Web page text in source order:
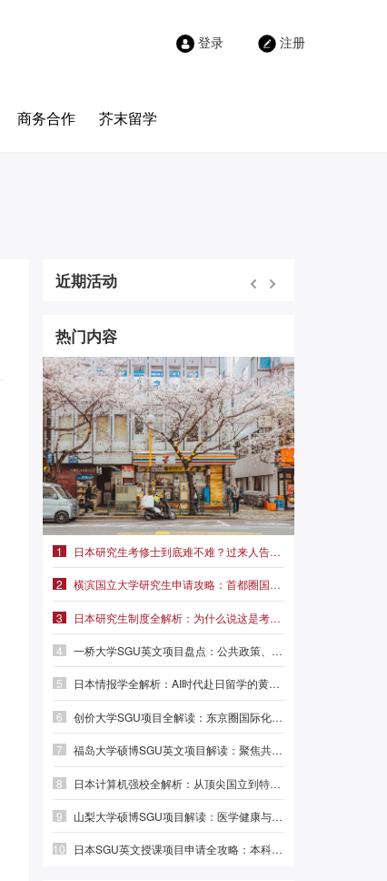
登录 注册
商务合作 芥末留学
近期活动
热门内容
1 日本研究生考修士到底难不难？过来人告诉你真实难度|前程日本留学
2 横滨国立大学研究生申请攻略：首都圈国立名校，学费仅2.3万/年
3 日本研究生制度全解析：为什么说这是考修士最稳妥的路径？
4 一桥大学SGU英文项目盘点：公共政策、外交事务、MBA三大方向
5 日本情报学全解析：AI时代赴日留学的黄金赛道|前程日本留学
6 创价大学SGU项目全解读：东京圈国际化名校，本科/硕士/博士英文授课
7 福岛大学硕博SGU英文项目解读：聚焦共生系统与人间发达，英语直申
8 日本计算机强校全解析：从顶尖国立到特色专精，选对赛道少走弯路
9 山梨大学硕博SGU项目解读：医学健康与绿色光电，英语直申
10 日本SGU英文授课项目申请全攻略：本科、硕士时间线与避坑指南